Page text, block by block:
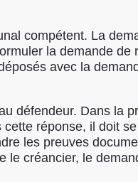
compétent. La
la demande
avec la
défendeur. Dans la
réponse, il doit
les preuves
créancier, le